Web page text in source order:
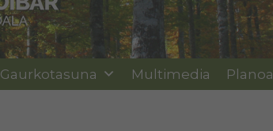
Gaurkotasuna Multimedia Planoa